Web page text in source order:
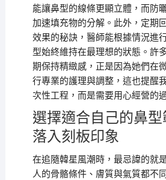
能讓鼻型的線條更顯立體，而防
加速填充物的分解。此外，定期
效果的秘訣，醫師能根據情況進
型始終維持在最理想的狀態。許
期保持精緻感，正是因為她們在
行專業的護理與調整，這也提醒
次性工程，而是需要用心經營的
選擇適合自己的鼻
落入刻板印象
在追隨韓星風潮時，最忌諱的就
人的骨骼條件、膚質與氣質都不